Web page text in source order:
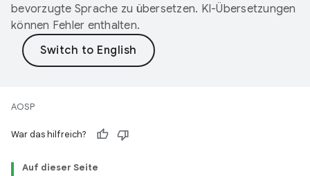
bevorzugte Sprache zu übersetzen. KI-Übersetzungen
können Fehler enthalten.
AOSP
War das hilfreich?
Auf dieser Seite